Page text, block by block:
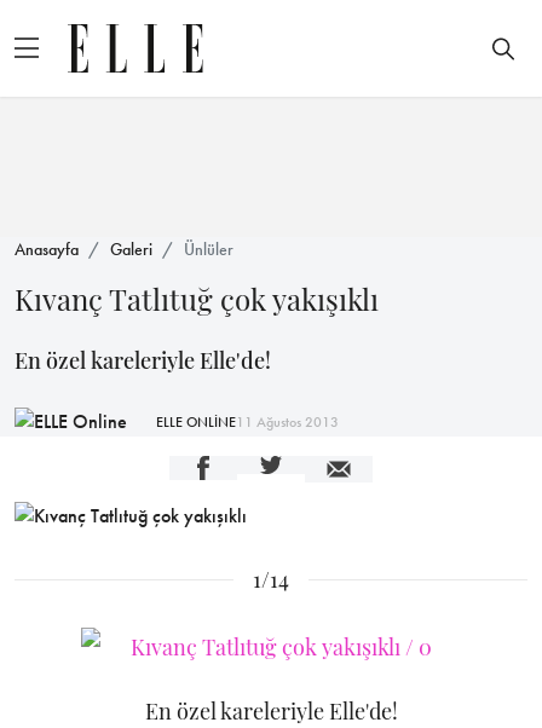
Anasayfa Galeri Ünlüler
Kıvanç Tatlıtuğ çok yakışıklı
En özel kareleriyle Elle'de!
ELLE ONLİNE11 Ağustos 2013
1/14
En özel kareleriyle Elle'de!